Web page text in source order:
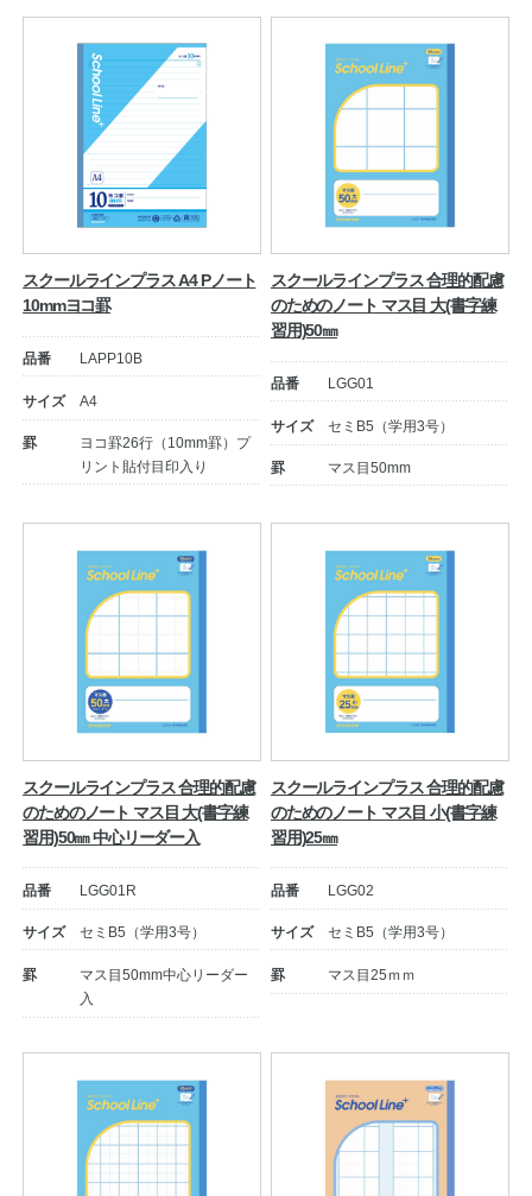
スクールラインプラス A4 Pノート
10mmヨコ罫
品番 LAPP10B
サイズ A4
罫
ヨコ罫26行（10mm罫）プ
リント貼付目印入り
スクールラインプラス 合理的配慮
のためのノート マス目 大(書字練
習用)50㎜
品番 LGG01
サイズ セミB5（学用3号）
罫 マス目50mm
スクールラインプラス 合理的配慮
のためのノート マス目 大(書字練
習用)50㎜ 中心リーダー入
品番 LGG01R
サイズ セミB5（学用3号）
罫
マス目50mm中心リーダー
入
スクールラインプラス 合理的配慮
のためのノート マス目 小(書字練
習用)25㎜
品番 LGG02
サイズ セミB5（学用3号）
罫 マス目25ｍｍ